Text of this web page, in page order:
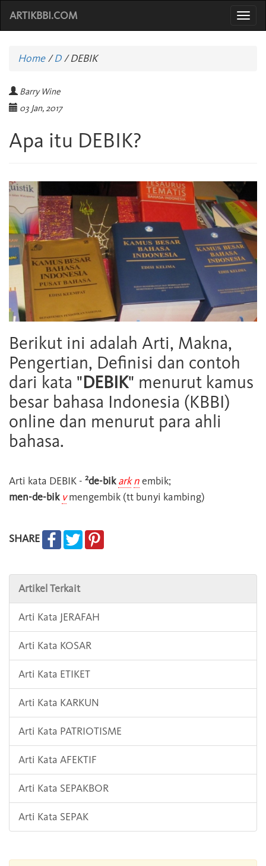
ARTIKBBI.COM
Home/D /DEBIK
Barry Wine
03 Jan, 2017
Apa itu DEBIK?
Berikut ini adalah Arti, Makna,
Pengertian, Definisi dan contoh
dari kata "DEBIK" menurut kamus
besar bahasa Indonesia (KBBI)
online dan menurut para ahli
bahasa.
Arti kata DEBIK - 2de-bik ark nembik;
men-de-bik vmengembik (tt bunyi kambing)
SHARE
Artikel Terkait
Arti Kata JERAFAH
Arti Kata KOSAR
Arti Kata ETIKET
Arti Kata KARKUN
Arti Kata PATRIOTISME
Arti Kata AFEKTIF
Arti Kata SEPAKBOR
Arti Kata SEPAK